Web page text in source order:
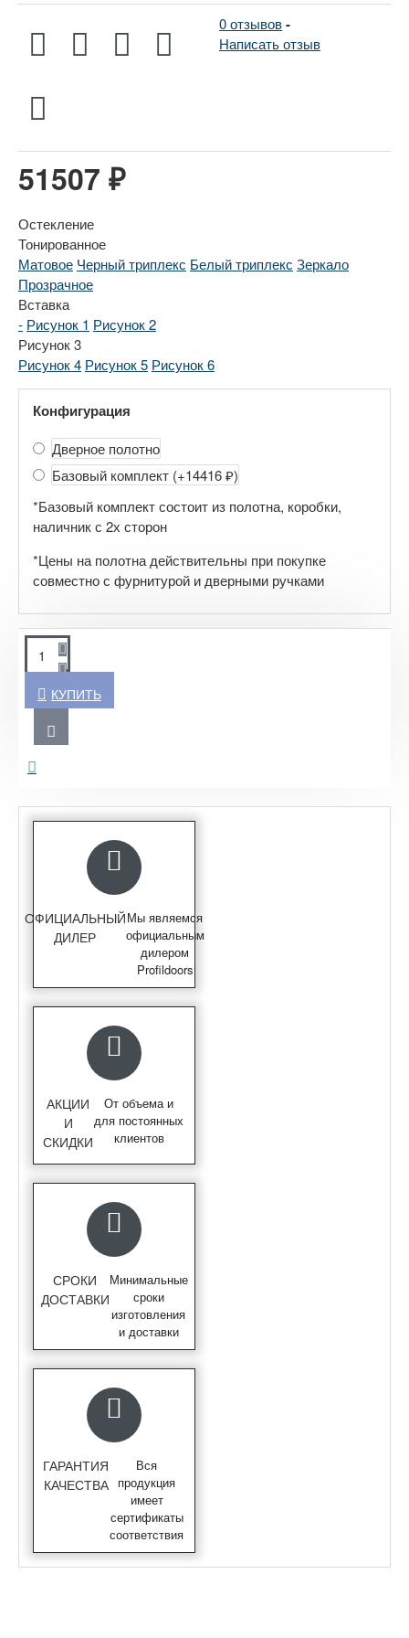
0 отзывов-
Написать отзыв
51507 ₽
Остекление
Тонированное
Матовое Черный триплекс Белый триплекс Зеркало
Прозрачное
Вставка
- Рисунок 1 Рисунок 2
Рисунок 3
Рисунок 4 Рисунок 5 Рисунок 6
Конфигурация
Дверное полотно
Базовый комплект (+14416 ₽)
*Базовый комплект состоит из полотна, коробки,
наличник с 2х сторон
*Цены на полотна действительны при покупке
совместно с фурнитурой и дверными ручками
КУПИТЬ
ОФИЦИАЛЬНЫЙ
ДИЛЕР
Мы являемся
официальным
дилером
Profildoors
АКЦИИ
И
СКИДКИ
От объема и
для постоянных
клиентов
СРОКИ
ДОСТАВКИ
Минимальные
сроки
изготовления
и доставки
ГАРАНТИЯ
КАЧЕСТВА
Вся
продукция
имеет
сертификаты
соответствия